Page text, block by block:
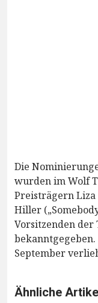
Die
wurden im Wolf
Preisträgern Liza
Hiller
Vorsitzenden der
bekanntgegeben.
September
Ähnliche